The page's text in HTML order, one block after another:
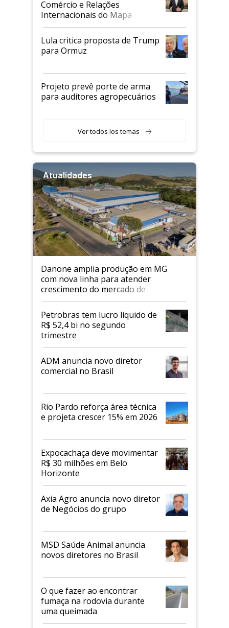
Comércio e Relações
Internacionais do Mapa
Lula critica proposta de Trump
para Ormuz
Projeto prevê porte de arma
para auditores agropecuários
Ver todos los temas
Atualidades
Danone amplia produção em MG
com nova linha para atender
crescimento do mercado de
alimentos proteicos
Petrobras tem lucro líquido de
R$ 52,4 bi no segundo
trimestre
ADM anuncia novo diretor
comercial no Brasil
Rio Pardo reforça área técnica
e projeta crescer 15% em 2026
Expocachaça deve movimentar
R$ 30 milhões em Belo
Horizonte
Axia Agro anuncia novo diretor
de Negócios do grupo
MSD Saúde Animal anuncia
novos diretores no Brasil
O que fazer ao encontrar
fumaça na rodovia durante
uma queimada